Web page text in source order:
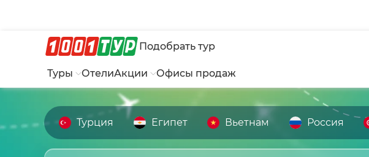
Подобрать тур
Туры ОтелиАкции Офисы продаж
Турция Египет Вьетнам Россия